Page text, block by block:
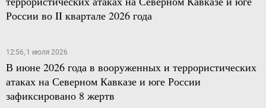
России во II квартале 2026 года
12:56, 1 июля 2026
В июне 2026 года в вооруженных и террористических
атаках на Северном Кавказе и юге России
зафиксировано 8 жертв